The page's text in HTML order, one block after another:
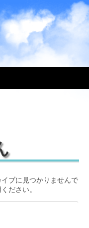
ブに見つかりませんで
ださい。